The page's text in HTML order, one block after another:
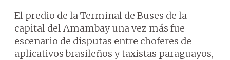
El predio de la Terminal de Buses de la
capital del Amambay una vez más fue
escenario de disputas entre choferes de
aplicativos brasileños y taxistas paraguayos,